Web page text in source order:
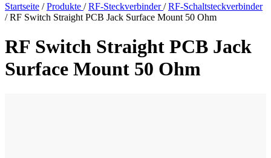
Startseite / Produkte / RF-Steckverbinder/ RF-Schaltsteckverbinder
/ RF Switch Straight PCB Jack Surface Mount 50 Ohm
RF Switch Straight PCB Jack
Surface Mount 50 Ohm